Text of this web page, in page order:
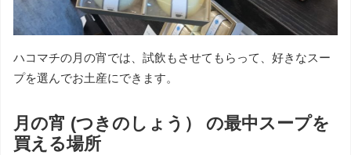
ハコマチの月の宵では、試飲もさせてもらって、 好きなスー
プを選んでお土産にできます。
月の宵 (つきのしょう） の最中スープを
買える場所